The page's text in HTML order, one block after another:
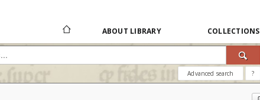
ABOUT LIBRARY COLLECTIONS
Advanced search ?